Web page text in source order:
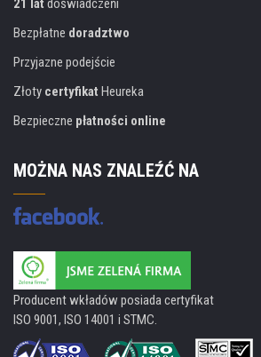
21 lat doświadczeńí
Bezpłatne doradztwo
Przyjazne podejście
Złoty certyfikat Heureka
Bezpieczne płatności online
MOŻNA NAS ZNALEŹĆ NA
Producent wkładów posiada certyfikat
ISO 9001, ISO 14001 i STMC.